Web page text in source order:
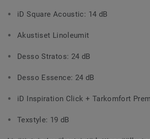
iD Square Acoustic: 14 dB
Akustiset Linoleumit
Desso Stratos: 24 dB
Desso Essence: 24 dB
iD Inspiration Click + Tarkomfort
Texstyle: 19 dB